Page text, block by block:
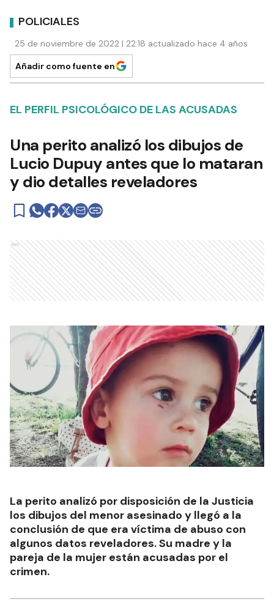
POLICIALES
25 de noviembre de 2022 | 22:18 actualizado hace 4 años
Añadir como fuente en
EL PERFIL PSICOLÓGICO DE LAS ACUSADAS
Una perito analizó los dibujos de
Lucio Dupuy antes que lo mataran
y dio detalles reveladores
Ads
La perito analizó por disposición de la Justicia
los dibujos del menor asesinado y llegó a la
conclusión de que era víctima de abuso con
algunos datos reveladores. Su madre y la
pareja de la mujer están acusadas por el
crimen.